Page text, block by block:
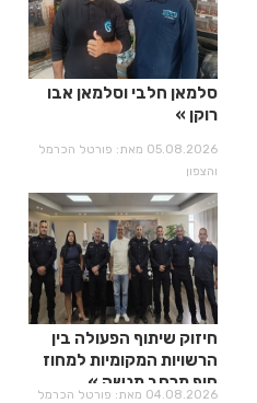
סלמאן חלבי וסלמאן אבו
רוקן
05.08.2026 מאת: פורטל הכרמל
והצפון
חיזוק שיתוף הפעולה בין
הרשויות המקומיות למחוז
חוף מרחב מנשה
04.08.2026 מאת: פורטל הכרמל